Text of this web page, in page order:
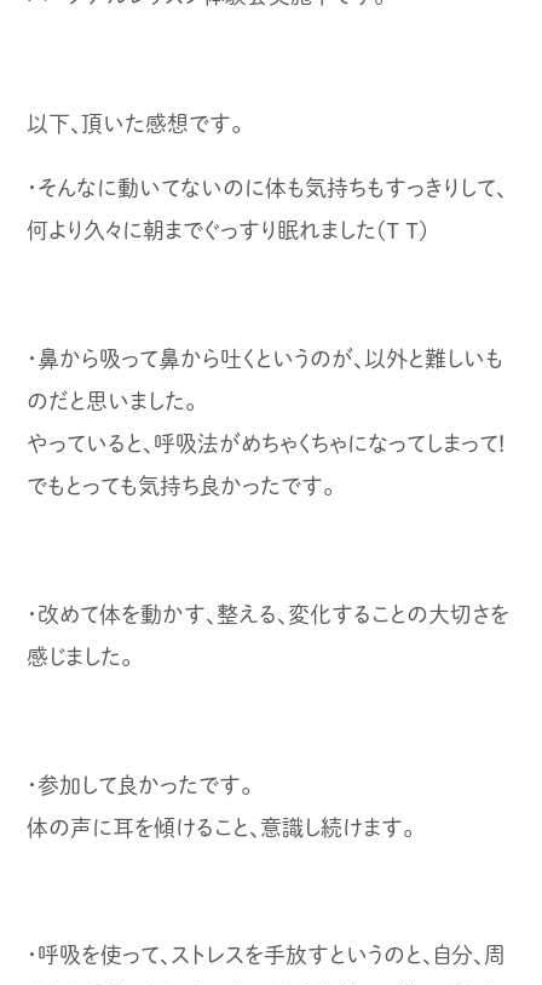
以下、頂いた感想です。
・そんなに動いてないのに体も気持ちもすっきりして、
何より久々に朝までぐっすり眠れました(T T)
・鼻から吸って鼻から吐くというのが、以外と難しいも
のだと思いました。
やっていると、呼吸法がめちゃくちゃになってしまって!
でもとっても気持ち良かったです。
・改めて体を動かす、整える、変化することの大切さを
感じました。
・参加して良かったです。
体の声に耳を傾けること、意識し続けます。
・呼吸を使って、ストレスを手放すというのと、自分、周